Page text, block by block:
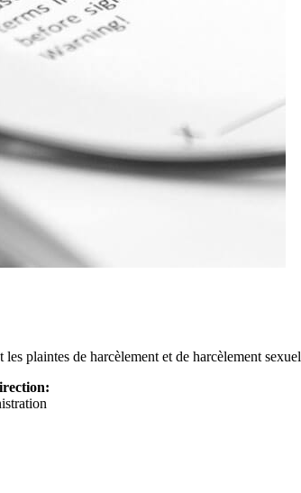
plaintes de harcèlement et de harcèlement sexuel